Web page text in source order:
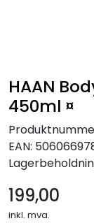
HAAN
450ml ¤
EAN:
199,00
inkl. mva.